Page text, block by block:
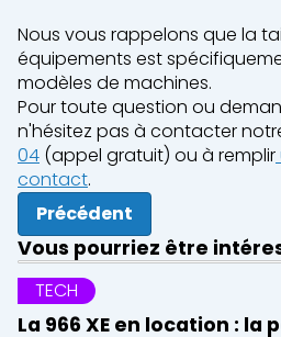
Nous vous rappelons que la
équipements est
modèles de machines.
Pour toute question ou
n'hésitez pas à contacter
04 (appel gratuit) ou à remplir
contact.
Précédent
Vous pourriez être
TECH
La 966 XE en location : la